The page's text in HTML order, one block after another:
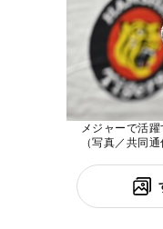
メジャーで活
（写真／共同通